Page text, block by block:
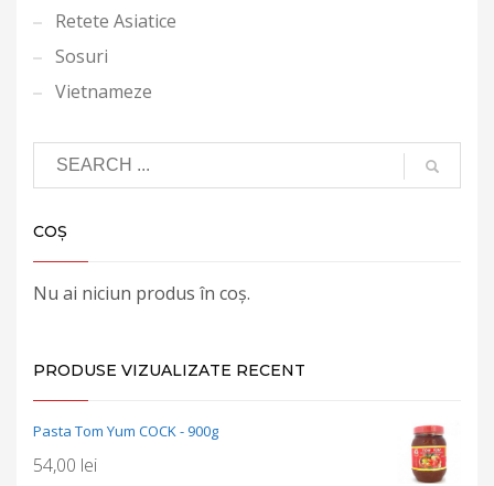
Retete Asiatice
Sosuri
Vietnameze
COȘ
Nu ai niciun produs în coș.
PRODUSE VIZUALIZATE RECENT
Pasta Tom Yum COCK - 900g
54,00 lei